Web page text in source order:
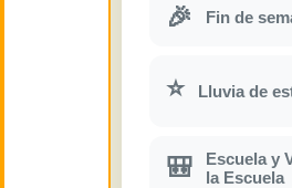
🎉 Fin de
⭐ Lluvia de
🎒
Escuela y
la Escuela